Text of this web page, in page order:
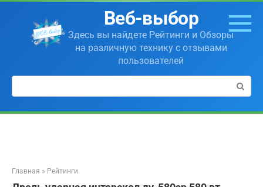
Перейти
контенту
Веб-выбор
Здесь вы найдете Рейтинги и Обзоры
на различную технику с отзывами
пользователей
Поиск:
Главная » Рейтинги